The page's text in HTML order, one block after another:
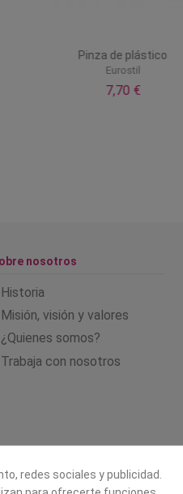
Pinza de plástico
Eurostil
7,70 €
nosotros
Historia
Misión, visión y valores
¿Quienes somos?
Trabaja con nosotros
redes sociales y publicidad.